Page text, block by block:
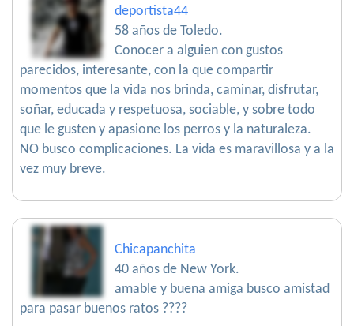
deportista44
58 años de Toledo.
Conocer a alguien con gustos
parecidos, interesante, con la que compartir
momentos que la vida nos brinda, caminar, disfrutar,
soñar, educada y respetuosa, sociable, y sobre todo
que le gusten y apasione los perros y la naturaleza.
NO busco complicaciones. La vida es maravillosa y a la
vez muy breve.
Chicapanchita
40 años de New York.
amable y buena amiga busco amistad
para pasar buenos ratos ????